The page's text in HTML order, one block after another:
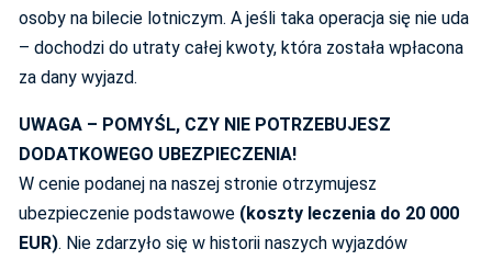
osoby na bilecie lotniczym. A jeśli taka operacja się nie uda
– dochodzi do utraty całej kwoty, która została wpłacona
za dany wyjazd.
UWAGA – POMYŚL, CZY NIE POTRZEBUJESZ
DODATKOWEGO UBEZPIECZENIA!
W cenie podanej na naszej stronie otrzymujesz
ubezpieczenie podstawowe (koszty leczenia do 20 000
EUR). Nie zdarzyło się w historii naszych wyjazdów